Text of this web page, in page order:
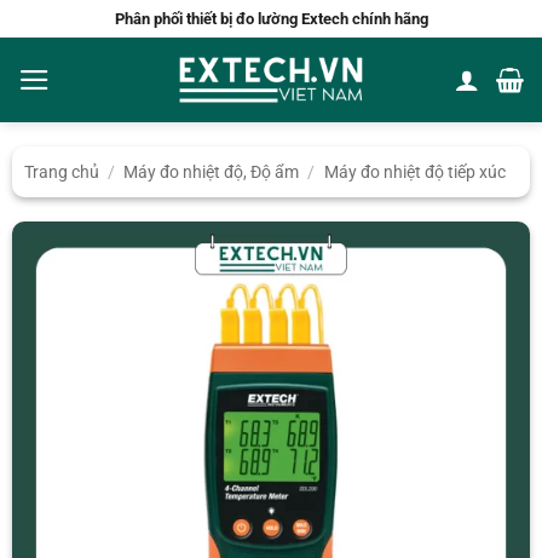
nội
dung
Phân phối thiết bị đo lường Extech chính hãng
Trang chủ / Máy đo nhiệt độ, Độ ẩm / Máy đo nhiệt độ tiếp xúc